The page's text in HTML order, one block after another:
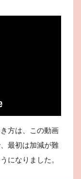
方は、この動画
最初は加減が難
になりました。